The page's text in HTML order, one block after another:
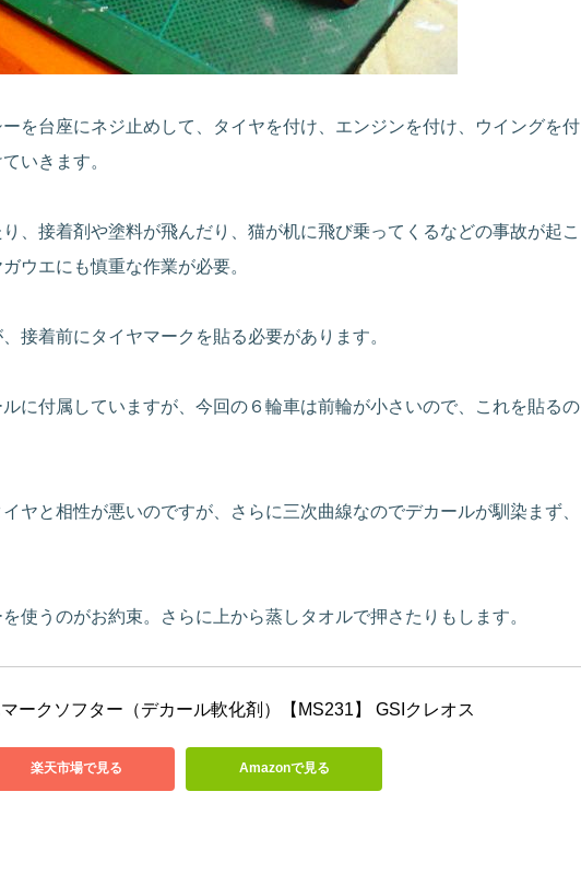
を台座にネジ止めして、タイヤを付け、エンジンを付け、ウイングを付
いきます。
、接着剤や塗料が飛んだり、猫が机に飛び乗ってくるなどの事故が起こ
ウエにも慎重な作業が必要。
接着前にタイヤマークを貼る必要があります。
に付属していますが、今回の６輪車は前輪が小さいので、これを貼るの
ヤと相性が悪いのですが、さらに三次曲線なのでデカールが馴染まず、
使うのがお約束。さらに上から蒸しタオルで押さたりもします。
マークソフター（デカール軟化剤）【MS231】 GSIクレオス
楽天市場で見る Amazonで見る